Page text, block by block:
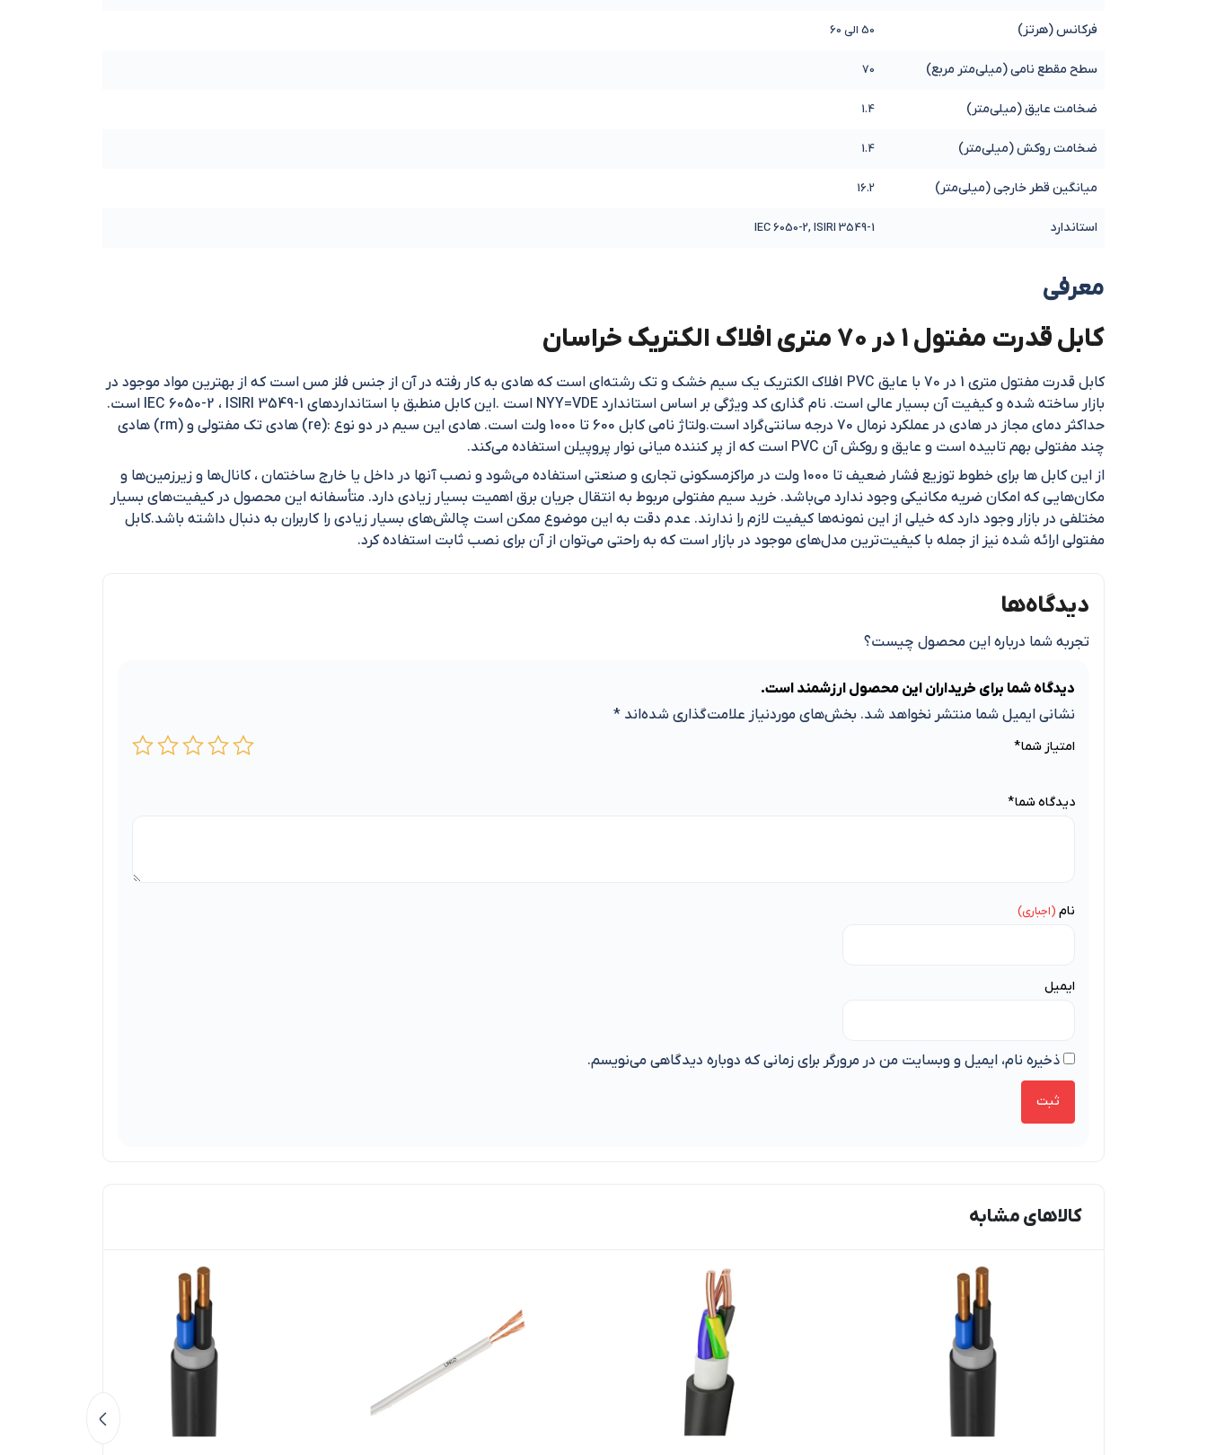
فرکانس (هرتز) 50 الی 60
سطح مقطع نامی (میلی‌متر مربع) 70
ضخامت عایق (میلی‌متر) 1.4
ضخامت روکش (میلی‌متر) 1.4
میانگین قطر خارجی (میلی‌متر) 16.2
استاندارد IEC 6050-2, ISIRI 3549-1
معرفی
کابل قدرت مفتول 1 در 70 متری افلاک الکتریک خراسان
کابل قدرت مفتول متری 1 در 70 با عایق PVC افلاک الکتریک یک سیم خشک و تک رشته‌ای است که هادی به کار رفته در آن از جنس فلز مس است که از بهترین مواد موجود در
بازار ساخته شده و کیفیت آن بسیار عالی است. نام گذاری کد ویژگی بر اساس استاندارد NYY=VDE است .این کابل منطبق با استانداردهای IEC 6050-2 ، ISIRI 3549-1 است.
حداکثر دمای مجاز در هادی در عملکرد نرمال 70 درجه سانتی‌گراد است.ولتاژ نامی کابل 600 تا 1000 ولت است. هادی این سیم در دو نوع :(re) هادی تک مفتولی و (rm) هادی
چند مفتولی بهم تابیده است و عایق و روکش آن PVC است که از پر کننده میانی نوار پروپیلن استفاده می‌کند.
از این کابل ها برای خطوط توزیع فشار ضعیف تا 1000 ولت در مراکزمسکونی تجاری و صنعتی استفاده می‌شود و نصب آنها در داخل یا خارج ساختمان ، کانال‌ها و زیرزمین‌ها و
مکان‌هایی که امکان ضریه مکانیکی وجود ندارد می‌باشد. خرید سیم مفتولی مربوط به انتقال جریان برق اهمیت بسیار زیادی دارد. متأسفانه این محصول در کیفیت‌های بسیار
مختلفی در بازار وجود دارد که خیلی از این نمونه‌ها کیفیت لازم را ندارند. عدم دقت به این موضوع ممکن است چالش‌های بسیار زیادی را کاربران به دنبال داشته باشد.کابل
مفتولی ارائه شده نیز از جمله با کیفیت‌ترین مدل‌های موجود در بازار است که به راحتی می‌توان از آن برای نصب ثابت استفاده کرد.
دیدگاه‌ها
تجربه شما درباره این محصول چیست؟
دیدگاه شما برای خریداران این محصول ارزشمند است.
نشانی ایمیل شما منتشر نخواهد شد. بخش‌های موردنیاز علامت‌گذاری شده‌اند *
امتیاز شما*
دیدگاه شما*
نام
ایمیل
ذخیره نام، ایمیل و وبسایت من در مرورگر برای زمانی که دوباره دیدگاهی می‌نویسم.
کالاهای مشابه